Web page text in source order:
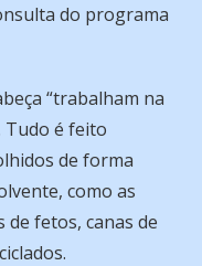
do programa
“trabalham na
Tudo é feito
de forma
como as
fetos, canas de